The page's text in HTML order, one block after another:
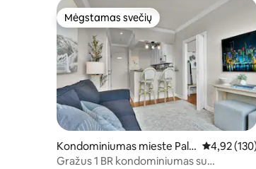
Mėgstamas svečių
Mėgstamas svečių
Kondominiumas mieste Pal
m Beach
Vidutinis
4,92
Gražus 1 BR kondominiumas su